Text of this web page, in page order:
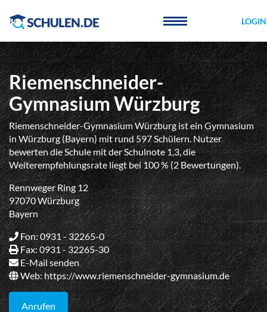
LOGIN
Riemenschneider-
Gymnasium Würzburg
Riemenschneider-Gymnasium Würzburg ist ein Gymnasium
in Würzburg (Bayern) mit rund 597 Schülern. Nutzer
bewerten die Schule mit der Schulnote 1,3, die
Weiterempfehlungsrate liegt bei 100 % (2 Bewertungen).
Rennweger Ring 12
97070 Würzburg
Bayern
Fon: 0931 - 32265-0
Fax: 0931 - 32265-30
E-Mail senden
Web:https://www.riemenschneider-gymnasium.de
Anrufen